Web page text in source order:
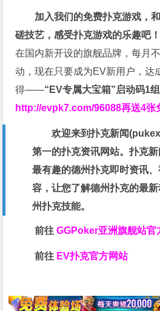
加入我们的免费扑克游戏，
磋技艺，感受扑克游戏的乐趣吧！
在国内新开设的旗舰品牌，每月
动，现在只要成为EV新用户，达
得——“EV专属大宝箱”启动码1组
http://evpk7.com/96088再送4张
欢迎来到扑克新闻(
第一的扑克资讯网站。扑克
最有趣的德州扑克即时资讯
容，让您了解德州扑克的最
州扑克技能。
前往GGPoker亚洲旗舰站官
前往 EV扑克官方网站